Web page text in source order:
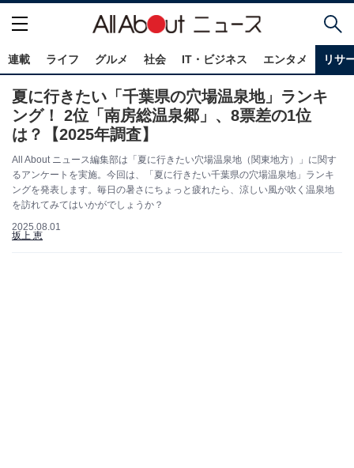
連載 ライフ グルメ 社会 IT・ビジネス エンタメ リサ
夏に行きたい「千葉県の穴場温泉地」ランキ
ング！ 2位「南房総温泉郷」、8票差の1位
は？【2025年調査】
All About ニュース編集部は「夏に行きたい穴場温泉地（関東地方）」に関す
るアンケートを実施。今回は、「夏に行きたい千葉県の穴場温泉地」ランキ
ングを発表します。毎日の暑さにちょっと疲れたら、涼しい風が吹く温泉地
を訪れてみてはいかがでしょうか？
2025.08.01
坂上 恵